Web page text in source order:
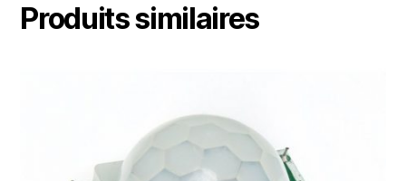
Produits similaires